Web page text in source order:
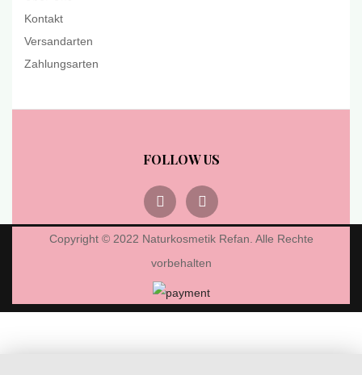
Kontakt
Versandarten
Zahlungsarten
FOLLOW US
Copyright © 2022 Naturkosmetik Refan. Alle Rechte
vorbehalten